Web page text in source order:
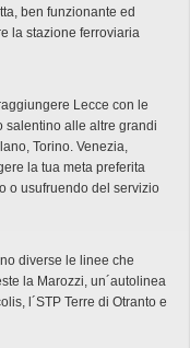
ben funzionante ed
la stazione ferroviaria
Lecce con le
salentino alle altre grandi
Torino. Venezia,
la tua meta preferita
o usufruendo del servizio
diverse le linee che
la Marozzi, un´autolinea
l´STP Terre di Otranto e